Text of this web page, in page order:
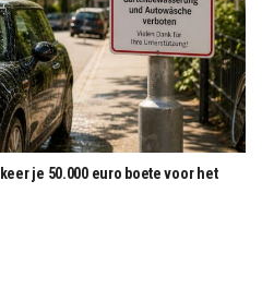
je 50.000 euro boete voor het